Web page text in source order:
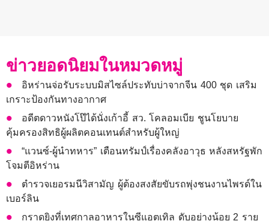
ข่าวยอดนิยมในหมวดหมู่
อิหร่านจ่อรับระบบมิสไซล์ประทับบ่าจากจีน 400 ชุด เสริม
เกราะป้องกันทางอากาศ
อดีตดาวหนังโป๊ได้นั่งเก้าอี้ สว. โคลอมเบีย ชูนโยบาย
คุ้มครองสิทธิผู้ผลิตคอนเทนต์สำหรับผู้ใหญ่
“แวนซ์-ผู้นำทหาร” เตือนทรัมป์เรื่องคลังอาวุธ หลังสหรัฐพัก
โจมตีอิหร่าน
ตำรวจเยอรมนีวิสามัญ ผู้ต้องสงสัยขับรถพุ่งชนงานไพรด์ใน
เบอร์ลิน
กราดยิงที่เทศกาลอาหารในซีแอตเทิล ดับอย่างน้อย 2 ราย